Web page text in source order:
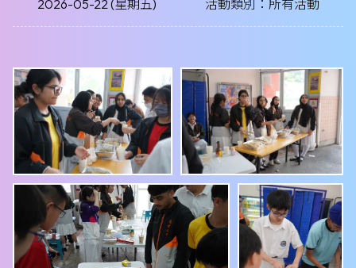
2026-05-22 (星期五) 活動類別：所有活動